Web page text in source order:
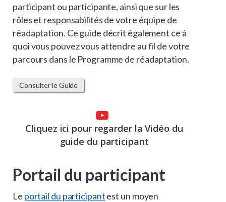
participant ou participante, ainsi que sur les
rôles et responsabilités de votre équipe de
réadaptation. Ce guide décrit également ce à
quoi vous pouvez vous attendre au fil de votre
parcours dans le Programme de réadaptation.
Consulter le Guide
Cliquez ici pour regarder la Vidéo du
guide du participant
Portail du participant
Le portail du participantest un moyen